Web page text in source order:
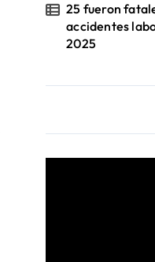
25 fueron
accidentes
2025